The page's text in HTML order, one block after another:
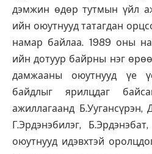
дэмжин өдөр тутмын үйл
ийн оюутнууд татагдан
намар байлаа. 1989 оны
ийн дотуур байрны нэг
дамжааны оюутнууд үе
байдлыг ярилцдаг
ажиллагаанд Б.Уугансүрэн,
Г.Эрдэнэбилэг,
оюутнууд идэвхтэй